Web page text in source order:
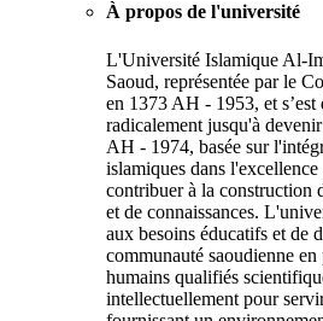
À propos de l'université
L'Université Islamique Al-
Saoud, représentée par le
en 1373 AH - 1953, et s’est
radicalement jusqu'à
AH - 1974, basée sur
islamiques dans
contribuer à la construction
et de connaissances.
aux besoins éducatifs et de
communauté saoudienne en
humains qualifiés
intellectuellement pour